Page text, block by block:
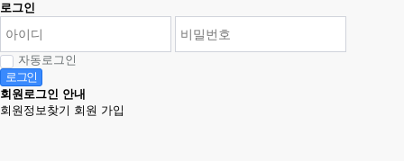
로그인
자동로그인
로그인
회원로그인 안내
회원정보찾기 회원 가입